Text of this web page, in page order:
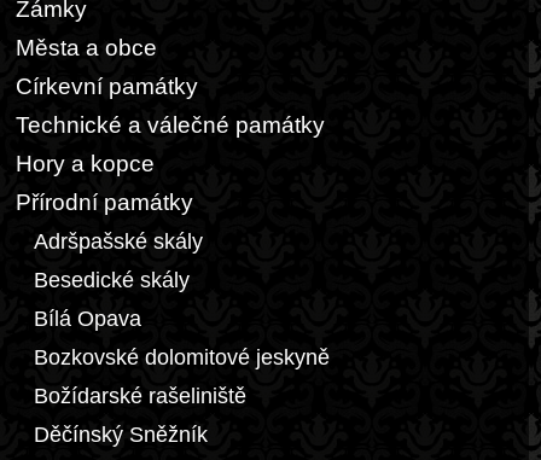
Zámky
Města a obce
Církevní památky
Technické a válečné památky
Hory a kopce
Přírodní památky
Adršpašské skály
Besedické skály
Bílá Opava
Bozkovské dolomitové jeskyně
Božídarské rašeliniště
Děčínský Sněžník